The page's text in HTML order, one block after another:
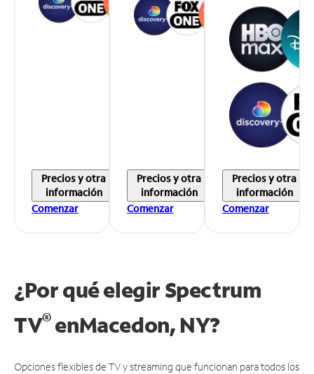
Precios y otra
información
Comenzar
Precios y otra
información
Comenzar
Precios y otra
información
Comenzar
¿Por qué elegir Spectrum
TV®enMacedon, NY?
Opciones flexibles de TV y streaming que funcionan para todos los